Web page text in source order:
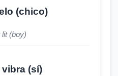
(chico)
lit (boy)
(sí)